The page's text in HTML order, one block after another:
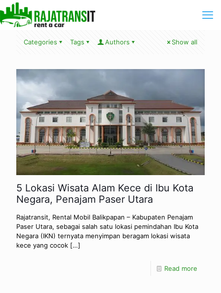
Categories Tags Authors Show all
5 Lokasi Wisata Alam Kece di Ibu Kota
Negara, Penajam Paser Utara
Rajatransit, Rental Mobil Balikpapan – Kabupaten Penajam
Paser Utara, sebagai salah satu lokasi pemindahan Ibu Kota
Negara (IKN) ternyata menyimpan beragam lokasi wisata
kece yang cocok […]
Read more